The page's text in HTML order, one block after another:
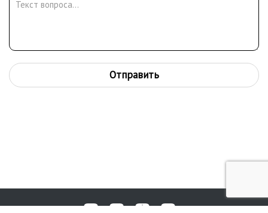
Отправить